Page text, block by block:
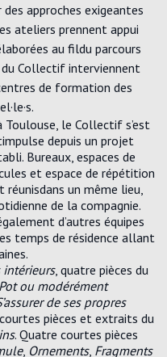
approches exigeantes
ateliers prennent appui
au fildu parcours
du Collectif interviennent
de formation des
le Collectif s’est
depuis un projet
Bureaux, espaces de
et espace de répétition
réunisdans un même lieu,
de la compagnie.
d’autres équipes
temps de résidence allant
intérieurs, quatre pièces du
ou modérément
de ses propres
courtes pièces et extraits du
. Quatre courtes pièces
, Ornements, Fragments